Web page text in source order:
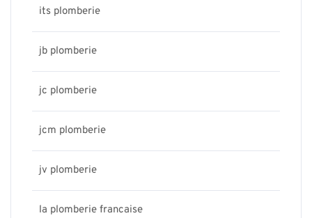
its plomberie
jb plomberie
jc plomberie
jcm plomberie
jv plomberie
la plomberie francaise